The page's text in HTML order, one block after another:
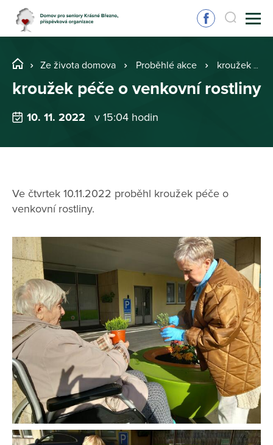
Ze života domova Proběhlé akce kroužek péče o venkovní rostliny
kroužek péče o venkovní rostliny
10. 11. 2022 v 15:04 hodin
Ve čtvrtek 10.11.2022 proběhl kroužek péče o
venkovní rostliny.